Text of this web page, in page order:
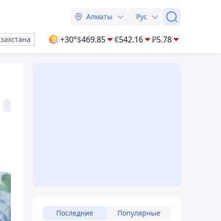
Алматы Рус
+30°$469.85 €542.16 ₽5.78
Последние Популярные